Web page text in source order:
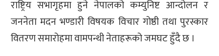
राष्ट्रिय सभागृहमा हुने नेपालको कम्युनिष्ट आन्दोलन र
जननेता मदन भण्डारी विषयक विचार गोष्ठी तथा पुरस्कार
वितरण समारोहमा वामपन्थी नेताहरूको जमघट हुँदै छ ।